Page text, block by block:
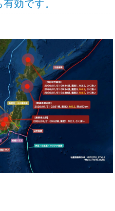
効です。